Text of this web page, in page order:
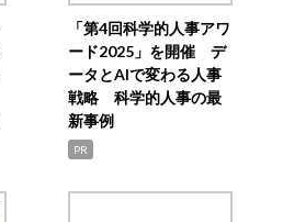
「第4回科学的人事アワ
ード2025」を開催 デ
ータとAIで変わる人事
戦略 科学的人事の最
新事例
PR